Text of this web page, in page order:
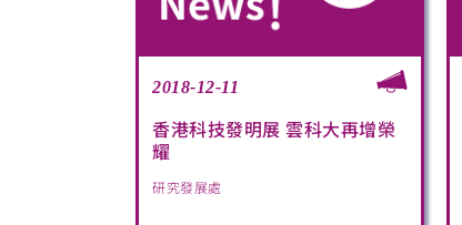
2018-12-11
香港科技發明展 雲科大再增榮
耀
研究發展處